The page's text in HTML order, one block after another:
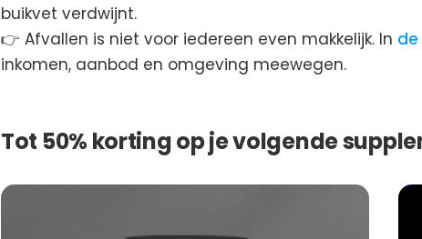
buikvet verdwijnt.
👉 Afvallen is niet voor iedereen even makkelijk. In
inkomen, aanbod en omgeving meewegen.
Tot 50% korting op je volgende